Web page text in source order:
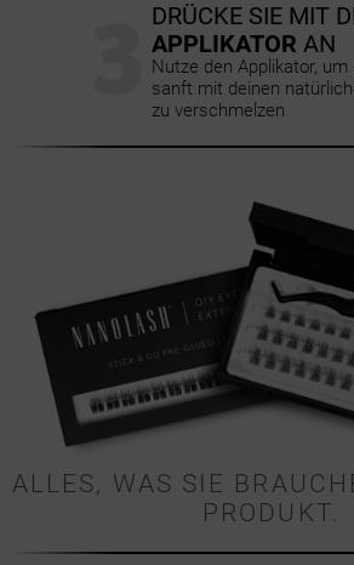
DRÜCKE SIE MIT
APPLIKATOR AN
Nutze den Applikator, um
sanft mit deinen
zu verschmelzen
ALLES, WAS SIE
PRODUKT.